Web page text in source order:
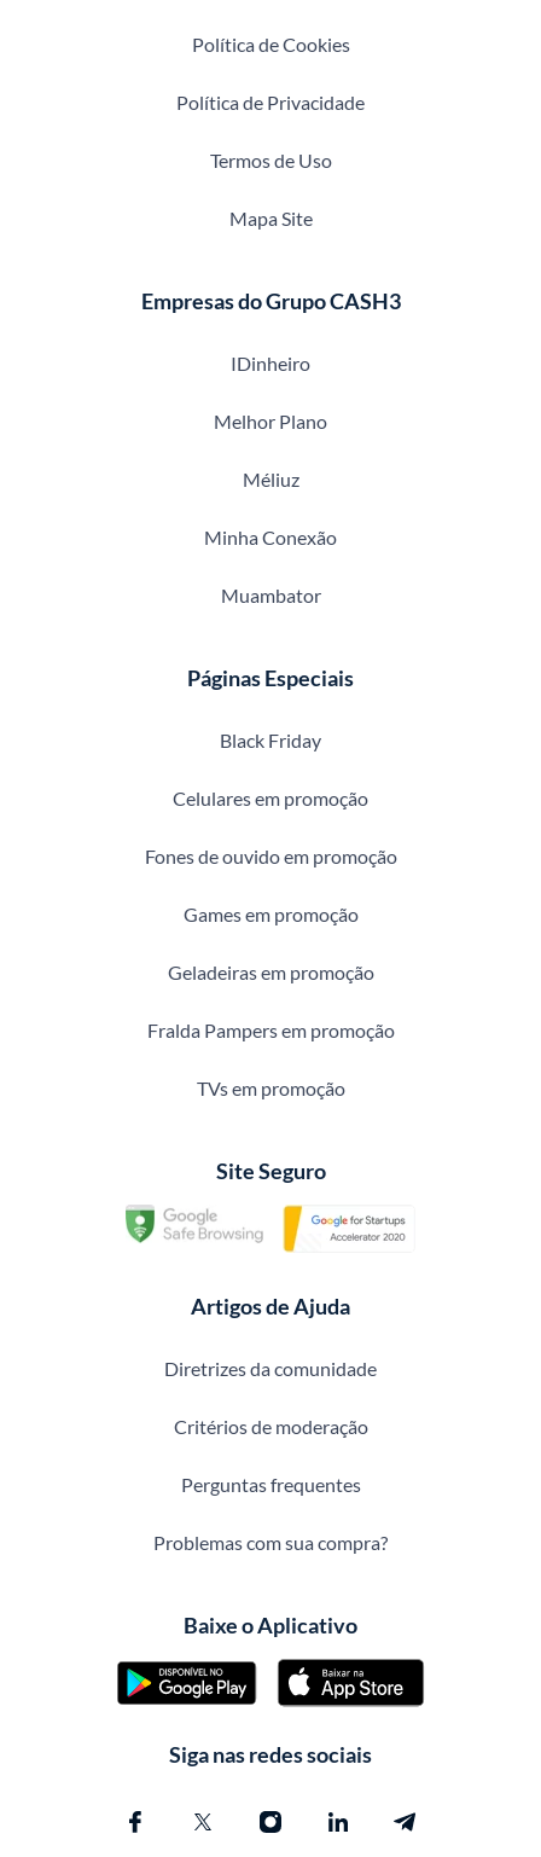
Política de Cookies
Política de Privacidade
Termos de Uso
Mapa Site
Empresas do Grupo CASH3
IDinheiro
Melhor Plano
Méliuz
Minha Conexão
Muambator
Páginas Especiais
Black Friday
Celulares em promoção
Fones de ouvido em promoção
Games em promoção
Geladeiras em promoção
Fralda Pampers em promoção
TVs em promoção
Site Seguro
Artigos de Ajuda
Diretrizes da comunidade
Critérios de moderação
Perguntas frequentes
Problemas com sua compra?
Baixe o Aplicativo
Siga nas redes sociais